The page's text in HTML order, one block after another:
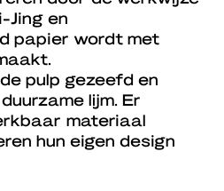
Jing en
papier wordt met
pulp gezeefd en
lijm. Er
materiaal
hun eigen design